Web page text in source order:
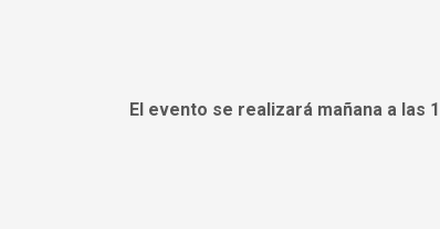
El evento se realizará mañana a las